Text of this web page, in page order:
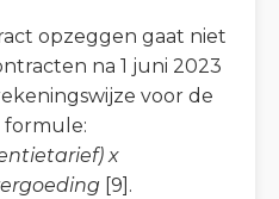
opzeggen gaat niet
na 1 juni 2023
voor de
formule:
x
[9].